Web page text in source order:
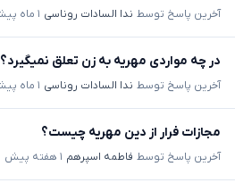
آخرین پاسخ توسط ندا السادات روناسی ۱ ماه پیش
در چه مواردی مهریه به زن تعلق نمیگیرد؟
آخرین پاسخ توسط ندا السادات روناسی ۱ ماه پیش
مجازات فرار از دین مهریه چیست؟
آخرین پاسخ توسط فاطمه اسپرهم ۱ هفته پیش